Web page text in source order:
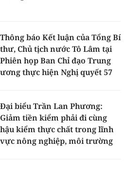
Thông báo Kết luận của Tổng Bí
thư, Chủ tịch nước Tô Lâm tại
Phiên họp Ban Chỉ đạo Trung
ương thực hiện Nghị quyết 57
Đại biểu Trần Lan Phương:
Giảm tiền kiểm phải đi cùng
hậu kiểm thực chất trong lĩnh
vực nông nghiệp, môi trường